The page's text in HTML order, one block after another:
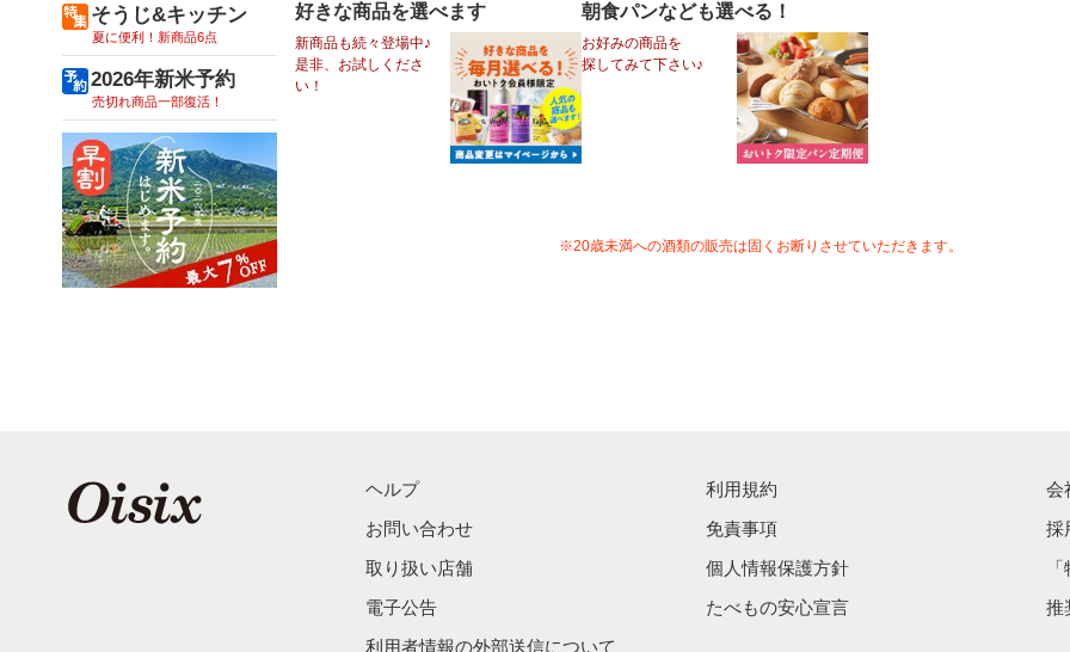
好きな商品を選べます
新商品も続々登場中♪
是非、お試しくださ
い！
朝食パンなども選べる！
お好みの商品を
探してみて下さい♪
※20歳未満への酒類の販売は固くお断りさせていただきます。
そうじ&キッチン
夏に便利！新商品6点
2026年新米予約
売切れ商品一部復活！
ヘルプ 利用規約
会
お問い合わせ
免責事項
採
取り扱い店舗
個人情報保護方針
電子公告
たべもの安心宣言
推
利用者情報の外部送信について